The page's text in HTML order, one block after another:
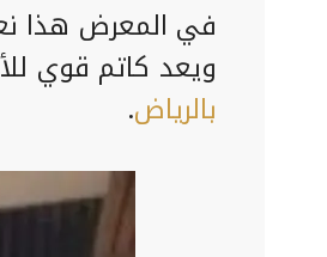
في المعرض هذا
ويعد كاتم قوي
بالرياض.